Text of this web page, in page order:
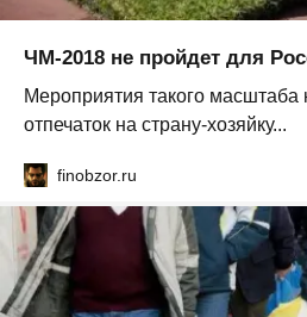
ЧМ-2018 не пройдет для
Мероприятия такого
отпечаток на страну-хозяйку...
finobzor.ru